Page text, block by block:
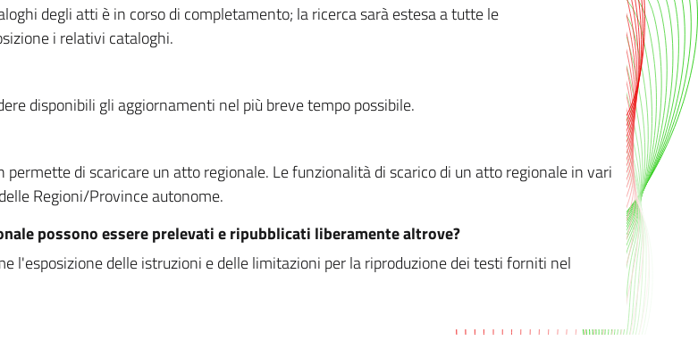
degli atti è in corso di completamento; la ricerca sarà estesa a tutte le
i relativi cataloghi.
disponibili gli aggiornamenti nel più breve tempo possibile.
di scaricare un atto regionale. Le funzionalità di scarico di un atto regionale in vari
Regioni/Province autonome.
possono essere prelevati e ripubblicati liberamente altrove?
l'esposizione delle istruzioni e delle limitazioni per la riproduzione dei testi forniti nel